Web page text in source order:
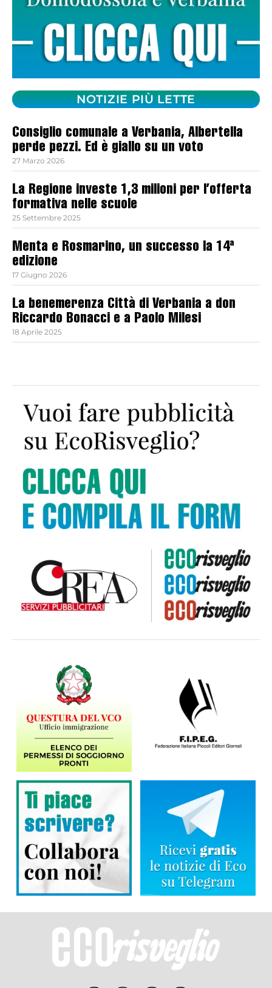
NOTIZIE PIÙ LETTE
Consiglio comunale a Verbania, Albertella
perde pezzi. Ed è giallo su un voto
27 Marzo 2026
La Regione investe 1,3 milioni per l’offerta
formativa nelle scuole
25 Settembre 2025
Menta e Rosmarino, un successo la 14ª
edizione
17 Giugno 2026
La benemerenza Città di Verbania a don
Riccardo Bonacci e a Paolo Milesi
18 Aprile 2025